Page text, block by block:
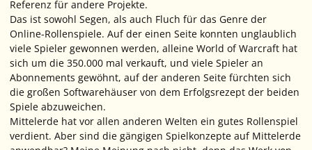
Referenz für andere Projekte.
Das ist sowohl Segen, als auch Fluch für das Genre der
Online-Rollenspiele. Auf der einen Seite konnten unglaublich
viele Spieler gewonnen werden, alleine World of Warcraft hat
sich um die 350.000 mal verkauft, und viele Spieler an
Abonnements gewöhnt, auf der anderen Seite fürchten sich
die großen Softwarehäuser von dem Erfolgsrezept der beiden
Spiele abzuweichen.
Mittelerde hat vor allen anderen Welten ein gutes Rollenspiel
verdient. Aber sind die gängigen Spielkonzepte auf Mittelerde